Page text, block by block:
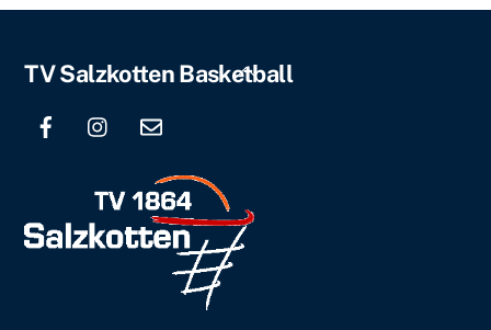
Back
TV Salzkotten Basketball